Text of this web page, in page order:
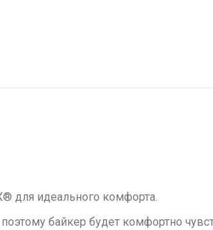
для идеального комфорта.
байкер будет комфортно